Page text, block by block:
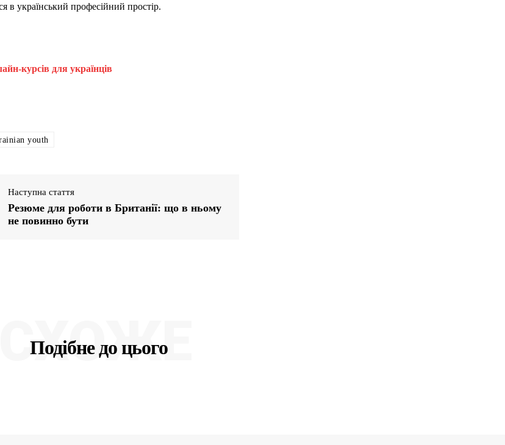
в український професійний простір.
курсів для українців
youth
Наступна стаття
Резюме для роботи в Британії: що в ньому
не повинно бути
Подібне до цього
СХОЖЕ